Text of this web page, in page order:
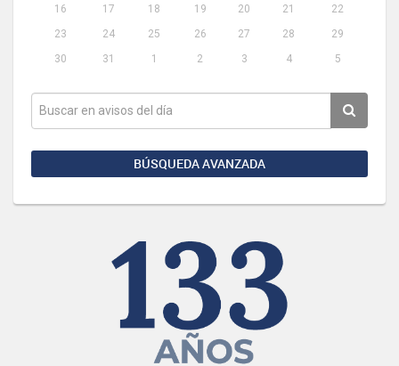
16
17 18 19 20 21
22
23
24 25 26 27 28
29
30
31 1 2 3 4 5
BÚSQUEDA AVANZADA